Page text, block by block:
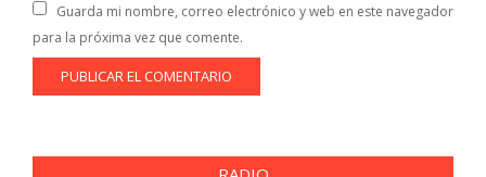
Guarda mi nombre, correo electrónico y web en este navegador
para la próxima vez que comente.